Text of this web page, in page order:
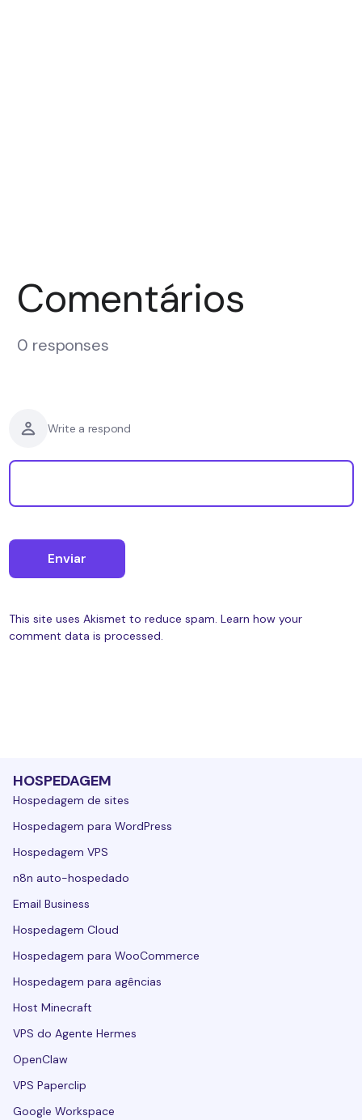
Comentários
0 responses
Write a respond
This site uses Akismet to reduce spam. Learn how your
comment data is processed.
HOSPEDAGEM
Hospedagem de sites
Hospedagem para WordPress
Hospedagem VPS
n8n auto-hospedado
Email Business
Hospedagem Cloud
Hospedagem para WooCommerce
Hospedagem para agências
Host Minecraft
VPS do Agente Hermes
OpenClaw
VPS Paperclip
Google Workspace